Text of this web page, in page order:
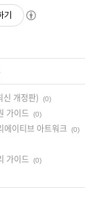
기
신 개정판)
(0)
가이드 (0)
에이티브 아트워크 (0)
가이드 (0)